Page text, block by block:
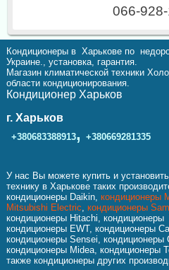
066-
Кондиционеры в Харькове по
Украине., установка, гарантия.
Магазин климатической техники
области кондиционирования.
Кондиционер Харьков
г. Харьков
+380683388913, +380669281335
У нас Вы можете купить и
технику в Харькове таких
кондиционеры Daikin, кондиционеры
Mitsubishi Electric кондиционеры
кондиционеры Hitachi, кондиционеры
кондиционеры EWT, кондиционеры
кондиционеры Sensei, кондиционеры
кондиционеры Midea, кондиционеры
также кондиционеры других